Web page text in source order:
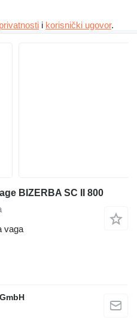
i korisnički ugovor.
BIZERBA SC II 800
vaga